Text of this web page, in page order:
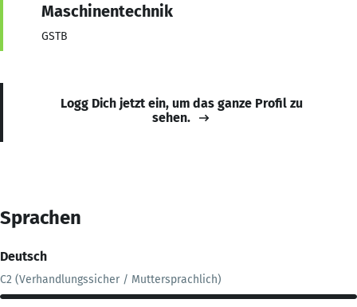
Maschinentechnik
GSTB
Logg Dich jetzt ein, um das ganze Profil zu
sehen.
Sprachen
Deutsch
C2 (Verhandlungssicher / Muttersprachlich)